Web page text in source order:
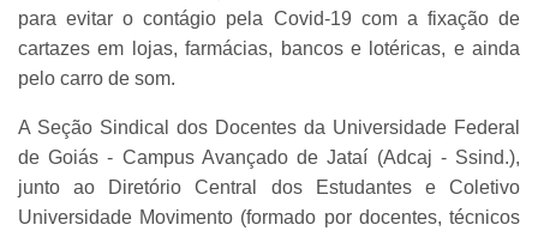
para evitar o contágio pela Covid-19 com a fixação de
cartazes em lojas, farmácias, bancos e lotéricas, e ainda
pelo carro de som.
A Seção Sindical dos Docentes da Universidade Federal
de Goiás - Campus Avançado de Jataí (Adcaj - Ssind.),
junto ao Diretório Central dos Estudantes e Coletivo
Universidade Movimento (formado por docentes, técnicos